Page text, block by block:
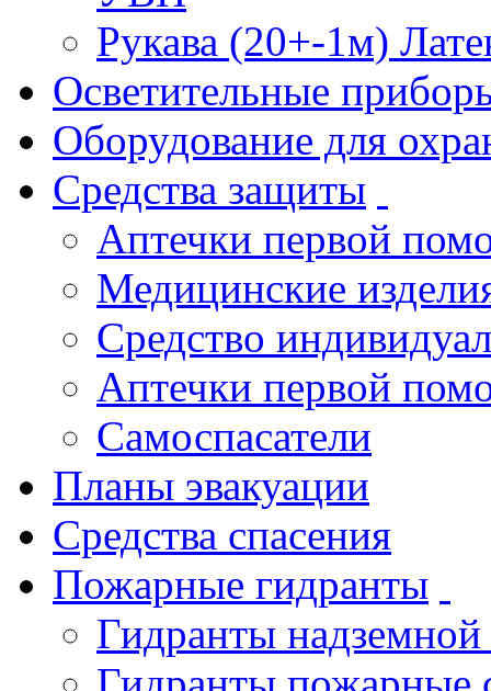
Рукава (20+-1м)
Осветительные
Оборудование для
Средства защиты
Аптечки первой
Медицинские
Средство
Аптечки первой
Самоспасатели
Планы эвакуации
Средства спасения
Пожарные гидранты
Гидранты